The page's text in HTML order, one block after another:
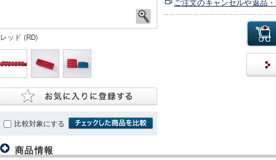
レッド (RD)
比較対象にする
商品情報